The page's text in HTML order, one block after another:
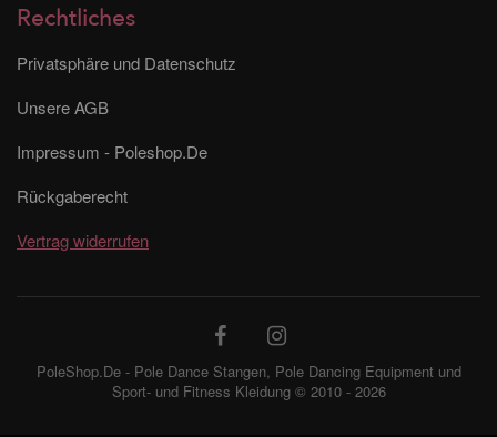
Rechtliches
Privatsphäre und Datenschutz
Unsere AGB
Impressum - Poleshop.De
Rückgaberecht
Vertrag widerrufen
PoleShop.De - Pole Dance Stangen, Pole Dancing Equipment und
Sport- und Fitness Kleidung © 2010 - 2026